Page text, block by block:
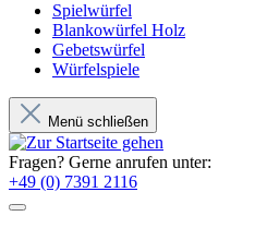
Spielwürfel
Blankowürfel Holz
Gebetswürfel
Würfelspiele
Menü schließen
Fragen? Gerne anrufen unter:
+49 (0) 7391 2116